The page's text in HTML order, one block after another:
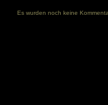
Es wurden noch keine